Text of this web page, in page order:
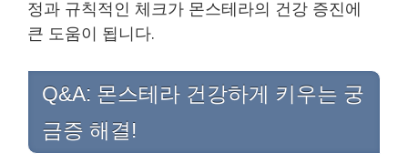
정과 규칙적인 체크가 몬스테라의 건강 증진에
큰 도움이 됩니다.
Q&A: 몬스테라 건강하게 키우는 궁
금증 해결!